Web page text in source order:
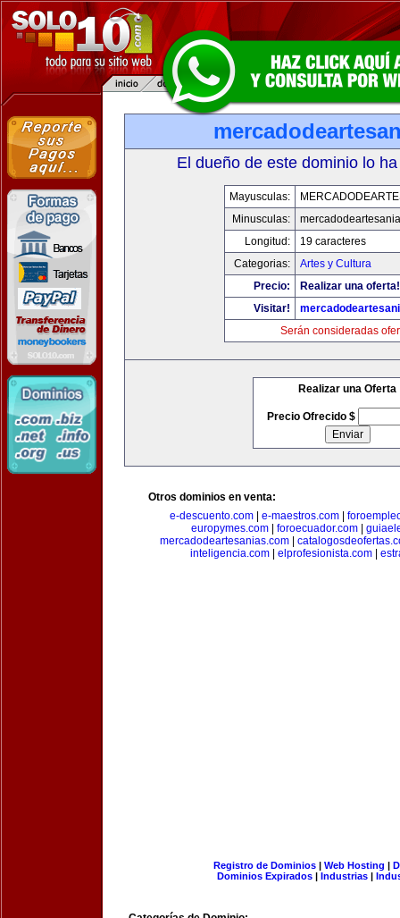
El dueño de este dominio lo
Mayusculas:
Minusculas:
Longitud:
19 caracteres
Categorias:
Artes y Cultura
Precio:
Realizar una oferta!
Visitar!
Serán consideradas
Realizar una Oferta
Precio Ofrecido $
Otros dominios en venta:
e-descuento.com| e-maestros.com|
europymes.com| foroecuador.com|
mercadodeartesanias.com
inteligencia.com| elprofesionista.com|
Registro de Dominios| Web Hosting |
Dominios Expirados | Industrias |